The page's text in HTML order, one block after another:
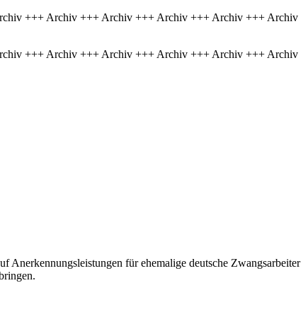
+++ Archiv +++ Archiv +++ Archiv +++ Archiv +++ Archiv
+++ Archiv +++ Archiv +++ Archiv +++ Archiv +++ Archiv
Anerkennungsleistungen für ehemalige deutsche Zwangsarbeiter